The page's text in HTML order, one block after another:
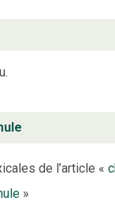
de l’article «
»